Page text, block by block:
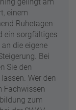
einem
Ruhetagen
ein sorgfältiges
die eigene
Bei
Sie den
Wer den
Fachwissen
zum